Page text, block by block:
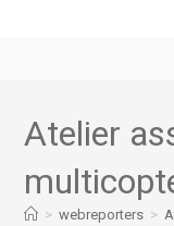
Atelier
> webreporters >